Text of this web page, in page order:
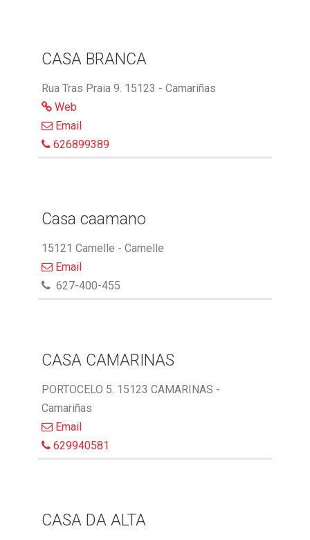
CASA BRANCA
Rua Tras Praia 9. 15123 - Camariñas
Web
Email
626899389
Casa caamano
15121 Camelle - Camelle
Email
627-400-455
CASA CAMARINAS
PORTOCELO 5. 15123 CAMARINAS -
Camariñas
Email
629940581
CASA DA ALTA